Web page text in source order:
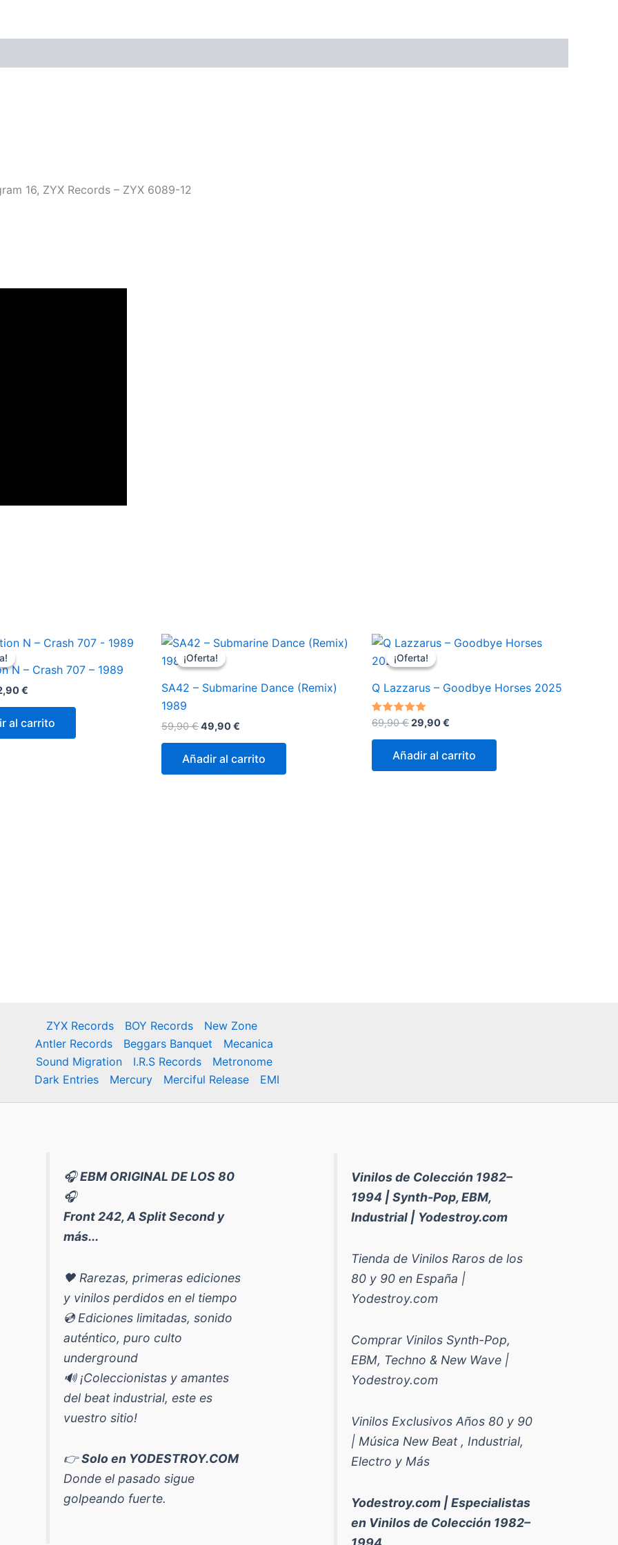
16, ZYX Records – ZYX 6089-12
N – Crash 707 – 1989
€.
€
es:
52,90 €.
al carrito
¡Oferta!
¡Oferta!
SA42 – Submarine Dance (Remix)
1989
59,90€El
era:
59,90 €.
49,90€
es:
49,90 €.
Añadir al carrito
¡Oferta!
¡Oferta!
Q Lazzarus – Goodbye Horses 2025
Valorado
con
5.00
69,90€El
era:
69,90 €.
29,90€
es:
29,90 €.
Añadir al carrito
ZYX Records BOY Records
New Zone
Antler Records
Beggars Banquet
Mecanica
Sound Migration
I.R.S Records
Metronome
Dark Entries
Mercury Merciful Release EMI
🎧EBM ORIGINAL DE LOS 80
🎧
Front 242, A Split Second y
más...
🖤 Rarezas, primeras ediciones
y vinilos perdidos en el tiempo
💿 Ediciones limitadas, sonido
auténtico, puro culto
underground
🔊 ¡Coleccionistas y amantes
del beat industrial, este es
vuestro sitio!
👉Solo en YODESTROY.COM
Donde el pasado sigue
golpeando fuerte.
Vinilos de Colección 1982–
1994 | Synth-Pop, EBM,
Industrial | Yodestroy.com
Tienda de Vinilos Raros de los
80 y 90 en España |
Yodestroy.com
Comprar Vinilos Synth-Pop,
EBM, Techno & New Wave |
Yodestroy.com
Vinilos Exclusivos Años 80 y 90
| Música New Beat , Industrial,
Electro y Más
Yodestroy.com | Especialistas
en Vinilos de Colección 1982–